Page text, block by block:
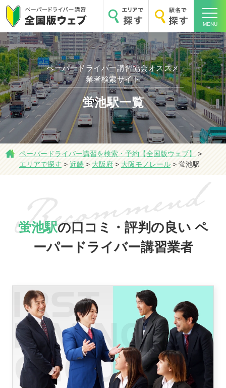
MENU
ホーム
エリアで探す
講習トピックス
ペーパードライバー講習協会オススメ
業者検索サイト
蛍池駅一覧
ペーパードライバー講習を検索・予約【全国版ウェブ】
>
エリアで探す > 近畿 > 大阪府 > 大阪モノレール > 蛍池駅
蛍池駅の口コミ・評判の良い ペ
ーパードライバー講習業者